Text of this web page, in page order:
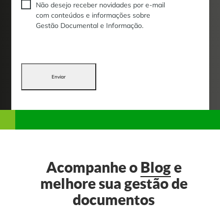
Não desejo receber novidades por e-mail
com conteúdos e informações sobre
Gestão Documental e Informação.
Enviar
Acompanhe o Bloge
melhore sua gestão de
documentos